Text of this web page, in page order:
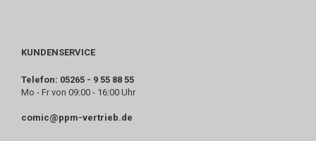
KUNDENSERVICE
Telefon: 05265 - 9 55 88 55
Mo - Fr von 09:00 - 16:00 Uhr
comic@ppm-vertrieb.de